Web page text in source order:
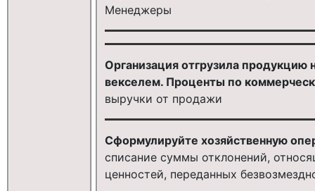
Менеджеры
Организация отгрузила продукцию
векселем. Проценты по
выручки от продажи
Сформулируйте хозяйственную
списание суммы отклонений,
ценностей, переданных